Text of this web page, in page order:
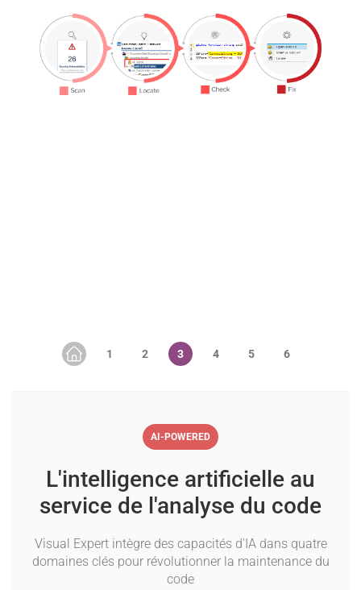
AI-POWERED
L'intelligence artificielle au
service de l'analyse du code
Visual Expert intègre des capacités d'IA dans quatre
domaines clés pour révolutionner la maintenance du
code